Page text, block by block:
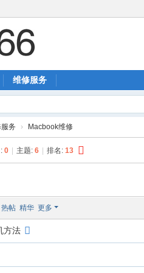
维修服务
务 › Macbook维修
0 主题: 6 排名: 13
热帖 精华 更多
方法